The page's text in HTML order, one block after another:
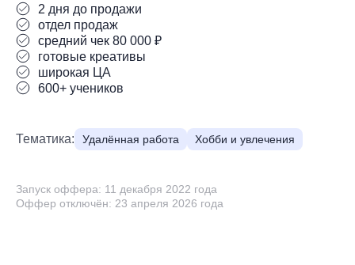
2 дня до продажи
отдел продаж
средний чек 80 000 ₽
готовые креативы
широкая ЦА
600+ учеников
Тематика: Удалённая работа Хобби и увлечения
Запуск оффера: 11 декабря 2022 года
Оффер отключён: 23 апреля 2026 года